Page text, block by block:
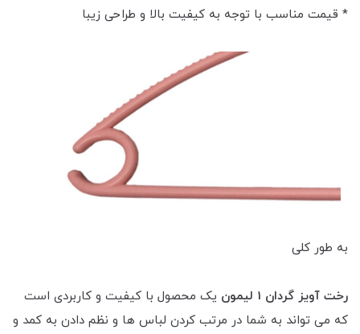
* قیمت مناسب با توجه به کیفیت بالا و طراحی زیبا
به طور کلی
رخت آویز گردان 1 لیمون
یک محصول با کیفیت و کاربردی است
که می تواند به شما در مرتب کردن لباس ها و نظم دادن به کمد و